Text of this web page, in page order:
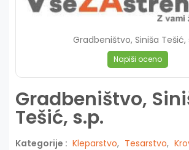
Gradbeništvo, Siniša Tešić,
Napiši oceno
Gradbeništvo,
Tešić, s.p.
Kategorije : Kleparstvo, Tesarstvo,